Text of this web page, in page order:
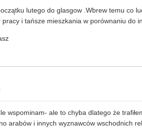
lutego do glasgow .Wbrew temu co
pracy i tańsze mieszkania w porównaniu do
wspominam- ale to chyba dlatego że
arabów i innych wyznawców wschodnich